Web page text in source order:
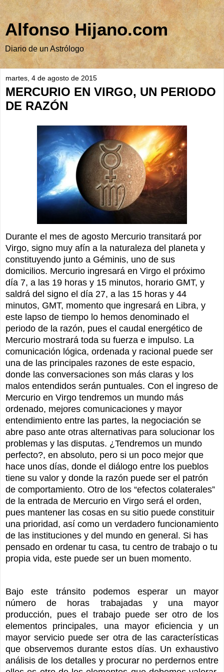
Alfonso Hijano.com
Diario de un Astrólogo
martes, 4 de agosto de 2015
MERCURIO EN VIRGO, UN PERIODO
DE RAZÓN
Durante el mes de agosto Mercurio transitará por
Virgo, signo muy afín a la naturaleza del planeta y
constituyendo junto a Géminis, uno de sus
domicilios. Mercurio ingresará en Virgo el próximo
día 7, a las 19 horas y 15 minutos, horario GMT, y
saldrá del signo el día 27, a las 15 horas y 44
minutos, GMT, momento que ingresará en Libra, y
este lapso de tiempo lo hemos denominado el
periodo de la razón, pues el caudal energético de
Mercurio mostrará toda su fuerza e impulso. La
comunicación lógica, ordenada y racional puede ser
una de las principales razones de este espacio,
donde las conversaciones son más claras y los
malos entendidos serán puntuales. Con el ingreso de
Mercurio en Virgo tendremos un mundo más
ordenado, mejores comunicaciones y mayor
entendimiento entre las partes, la negociación se
abre paso ante otras alternativas para solucionar los
problemas y las disputas. ¿Tendremos un mundo
perfecto?, en absoluto, pero si un poco mejor que
hace unos días, donde el diálogo entre los pueblos
tiene su valor y donde la razón puede ser el patrón
de comportamiento. Otro de los “efectos colaterales”
de la entrada de Mercurio en Virgo será el orden,
pues mantener las cosas en su sitio puede constituir
una prioridad, así como un verdadero funcionamiento
de las instituciones y del mundo en general. Si has
pensado en ordenar tu casa, tu centro de trabajo o tu
propia vida, este puede ser un buen momento.
Bajo este tránsito podemos esperar un mayor
número de horas trabajadas y una mayor
producción, pues el trabajo puede ser otro de los
elementos principales, una mayor eficiencia y un
mayor servicio puede ser otra de las características
que observemos durante estos días. Un exhaustivo
análisis de los detalles y procurar no perdernos entre